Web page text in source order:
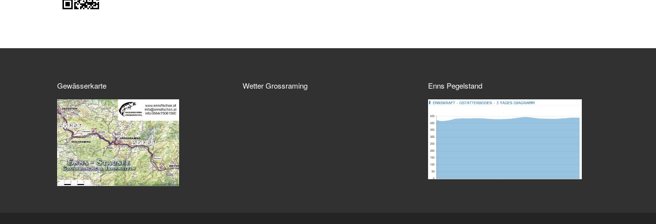
Gewässerkarte Wetter Grossraming Enns Pegelstand